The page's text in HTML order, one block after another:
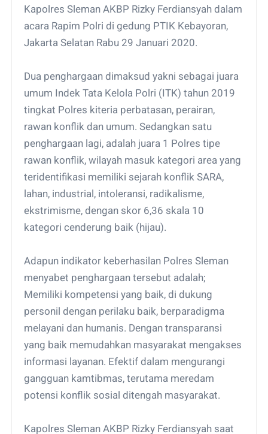
Kapolres Sleman AKBP Rizky Ferdiansyah dalam
acara Rapim Polri di gedung PTIK Kebayoran,
Jakarta Selatan Rabu 29 Januari 2020.
Dua penghargaan dimaksud yakni sebagai juara
umum Indek Tata Kelola Polri (ITK) tahun 2019
tingkat Polres kiteria perbatasan, perairan,
rawan konflik dan umum. Sedangkan satu
penghargaan lagi, adalah juara 1 Polres tipe
rawan konflik, wilayah masuk kategori area yang
teridentifikasi memiliki sejarah konflik SARA,
lahan, industrial, intoleransi, radikalisme,
ekstrimisme, dengan skor 6,36 skala 10
kategori cenderung baik (hijau).
Adapun indikator keberhasilan Polres Sleman
menyabet penghargaan tersebut adalah;
Memiliki kompetensi yang baik, di dukung
personil dengan perilaku baik, berparadigma
melayani dan humanis. Dengan transparansi
yang baik memudahkan masyarakat mengakses
informasi layanan. Efektif dalam mengurangi
gangguan kamtibmas, terutama meredam
potensi konflik sosial ditengah masyarakat.
Kapolres Sleman AKBP Rizky Ferdiansyah saat